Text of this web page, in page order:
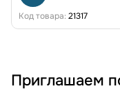
Код товара: 21317
Приглашаем